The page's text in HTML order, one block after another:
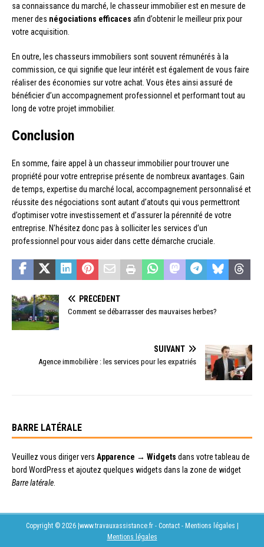
sa connaissance du marché, le chasseur immobilier est en mesure de
mener des négociations efficaces afin d’obtenir le meilleur prix pour
votre acquisition.
En outre, les chasseurs immobiliers sont souvent rémunérés à la
commission, ce qui signifie que leur intérêt est également de vous faire
réaliser des économies sur votre achat. Vous êtes ainsi assuré de
bénéficier d’un accompagnement professionnel et performant tout au
long de votre projet immobilier.
Conclusion
En somme, faire appel à un chasseur immobilier pour trouver une
propriété pour votre entreprise présente de nombreux avantages. Gain
de temps, expertise du marché local, accompagnement personnalisé et
réussite des négociations sont autant d’atouts qui vous permettront
d’optimiser votre investissement et d’assurer la pérennité de votre
entreprise. N’hésitez donc pas à solliciter les services d’un
professionnel pour vous aider dans cette démarche cruciale.
PRÉCÉDENT
Comment se débarrasser des mauvaises herbes?
SUIVANT
Agence immobilière : les services pour les expatriés
BARRE LATÉRALE
Veuillez vous diriger vers Apparence → Widgets dans votre tableau de
bord WordPress et ajoutez quelques widgets dans la zone de widget
Barre latérale
Copyright © 2026 |www.travauxassistance.fr - Contact - Mentions légales |
Mentions légales